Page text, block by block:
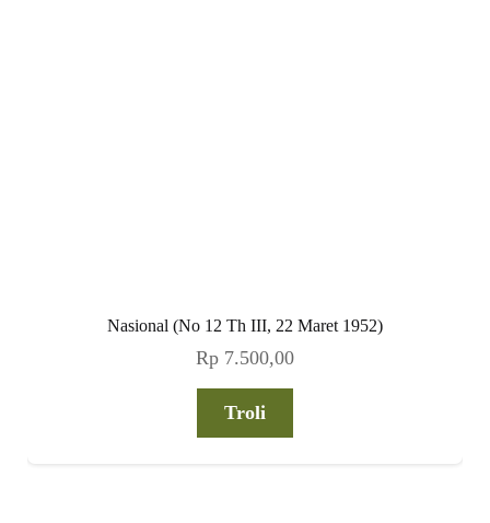
Nasional (No 12 Th III, 22 Maret 1952)
Rp 7.500,00
Troli